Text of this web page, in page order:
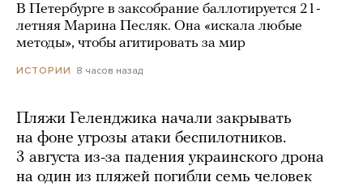
В Петербурге в заксобрание баллотируется 21-
летняя Марина Песляк. Она «искала любые
методы», чтобы агитировать за мир
ИСТОРИИ 8 часов назад
Пляжи Геленджика начали закрывать
на фоне угрозы атаки беспилотников.
3 августа из-за падения украинского дрона
на один из пляжей погибли семь человек